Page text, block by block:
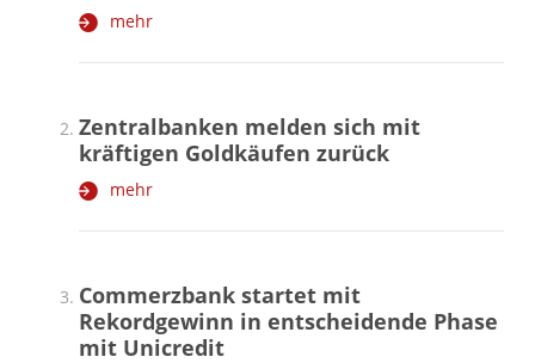
mehr
Zentralbanken melden sich mit
kräftigen Goldkäufen zurück
mehr
Commerzbank startet mit
Rekordgewinn in entscheidende Phase
mit Unicredit